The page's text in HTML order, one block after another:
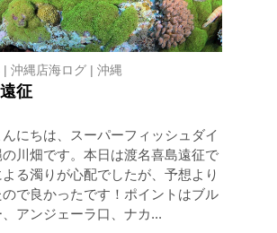
| 沖縄店海ログ | 沖縄
征
にちは、スーパーフィッシュダイ
の川畑です。本日は渡名喜島遠征で
よる濁りが心配でしたが、予想より
で良かったです！ポイントはブル
アンジェーラ口、ナカ...